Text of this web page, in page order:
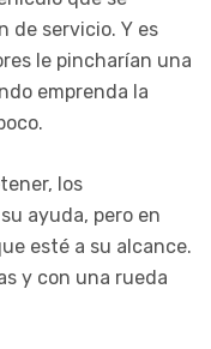
de servicio. Y es
le pincharían una
emprenda la
los
ayuda, pero en
esté a su alcance.
y con una rueda